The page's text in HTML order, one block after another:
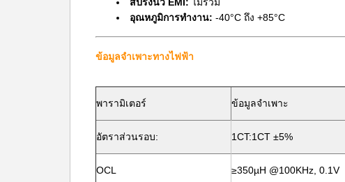
อุณหภูมิการทำงาน: -40°C ถึง +85°C
ข้อมูลจำเพาะทางไฟฟ้า
พารามิเตอร์ ข้อมูลจำเพาะ
อัตราส่วนรอบ: 1CT:1CT ±5%
OCL ≥350µH @100KHz, 0.1V